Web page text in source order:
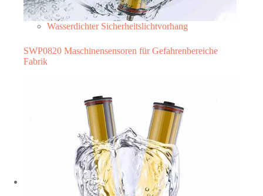
Wasserdichter Sicherheitslichtvorhang
SWP0820 Maschinensensoren für Gefahrenbereiche
Fabrik